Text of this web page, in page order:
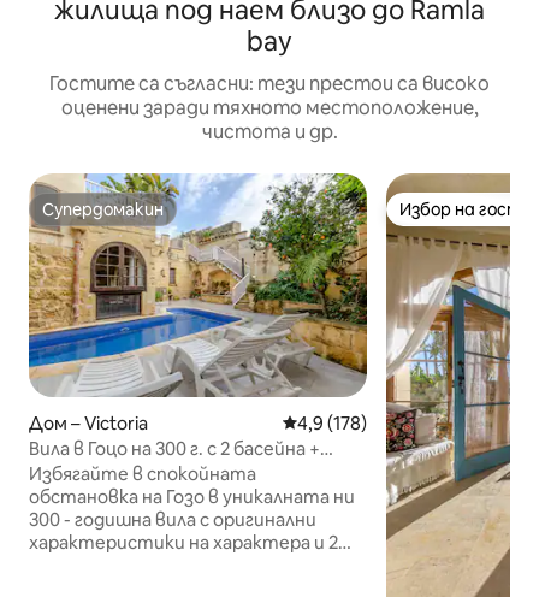
жилища под наем близо до Ramla
bay
Гостите са съгласни: тези престои са високо
оценени заради тяхното местоположение,
чистота и др.
Супердомакин
Супердомакин
Дом – Victoria Средна оценка: 4,9 от 5,
4,9 (178)
Вила в Гоцо на 300 г. с 2 басейна +
невероятна градина
Избягайте в спокойната
обстановка на Гозо в уникалната ни
300 - годишна вила с оригинални
характеристики на характера и 2
Избор на
Избор на